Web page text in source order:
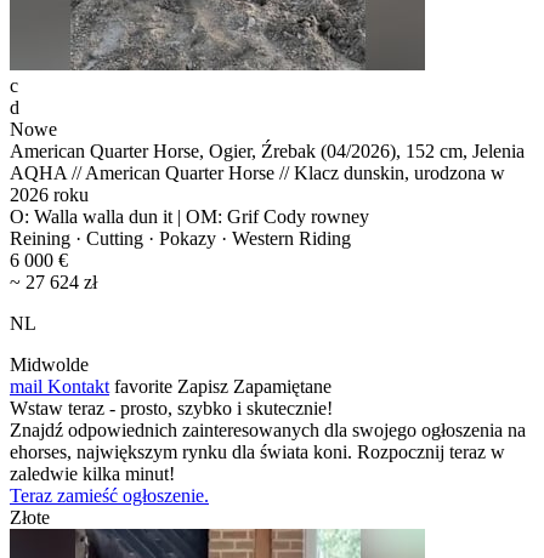
c
d
Nowe
American Quarter Horse, Ogier, Źrebak (04/2026), 152 cm, Jelenia
AQHA // American Quarter Horse // Klacz dunskin, urodzona w
2026 roku
O: Walla walla dun it | OM: Grif Cody rowney
Reining · Cutting · Pokazy · Western Riding
6 000 €
~ 27 624 zł
NL
Midwolde
mail Kontakt favorite Zapisz Zapamiętane
Wstaw teraz - prosto, szybko i skutecznie!
Znajdź odpowiednich zainteresowanych dla swojego ogłoszenia na
ehorses, największym rynku dla świata koni. Rozpocznij teraz w
zaledwie kilka minut!
Teraz zamieść ogłoszenie.
Złote